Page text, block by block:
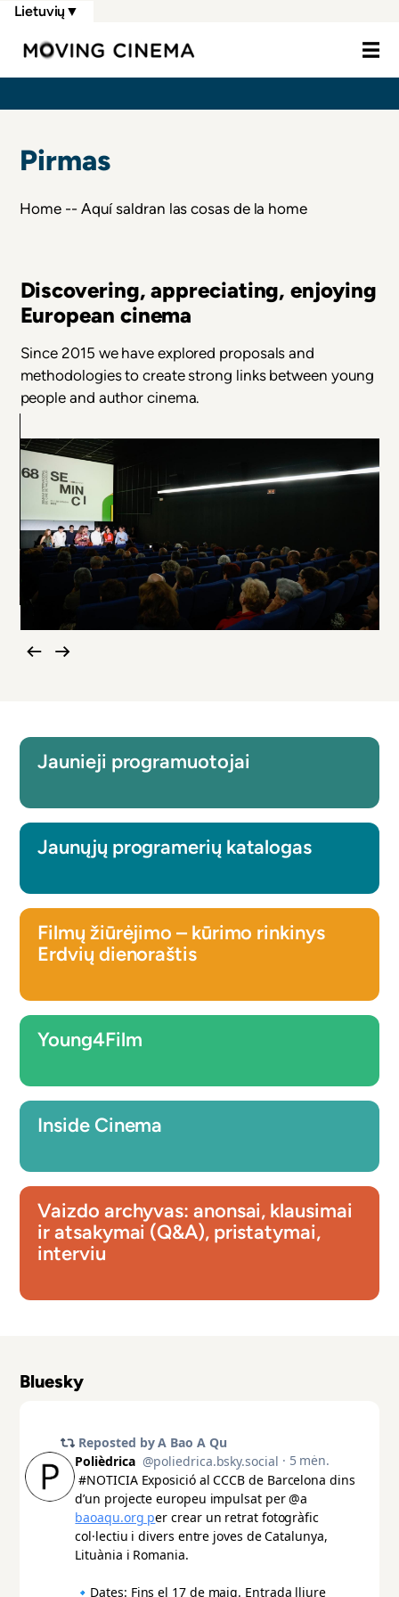
Pereiti
pagrindinį
turinį
Moving
Lietuvių ▼
Pirmas
Home -- Aquí saldran las cosas de la home
Discovering, appreciating, enjoying
European cinema
Since 2015 we have explored proposals and
methodologies to create strong links between young
people and author cinema.
Jaunieji programuotojai
Jaunųjų programerių katalogas
Filmų žiūrėjimo – kūrimo rinkinys
Erdvių dienoraštis
Young4Film
Inside Cinema
Vaizdo archyvas: anonsai, klausimai
ir atsakymai (Q&A), pristatymai,
interviu
Bluesky